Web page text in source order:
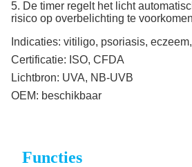
5. De timer regelt het licht
risico op overbelichting te
Indicaties: vitiligo, psoriasis,
Certificatie: ISO, CFDA
Lichtbron: UVA, NB-UVB
OEM: beschikbaar
Functies